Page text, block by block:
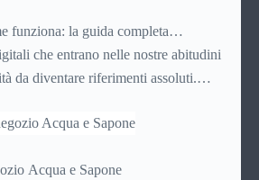
molte persone smettono di applicare
temono texture pesanti,
da assorbire.
funziona: la guida completa
e privati
che entrano nelle nostre abitudini
da diventare riferimenti assoluti.
per mandare venti euro a un
esattamente cosa succede dietro
quanto ti costa davvero)
Acqua e Sapone